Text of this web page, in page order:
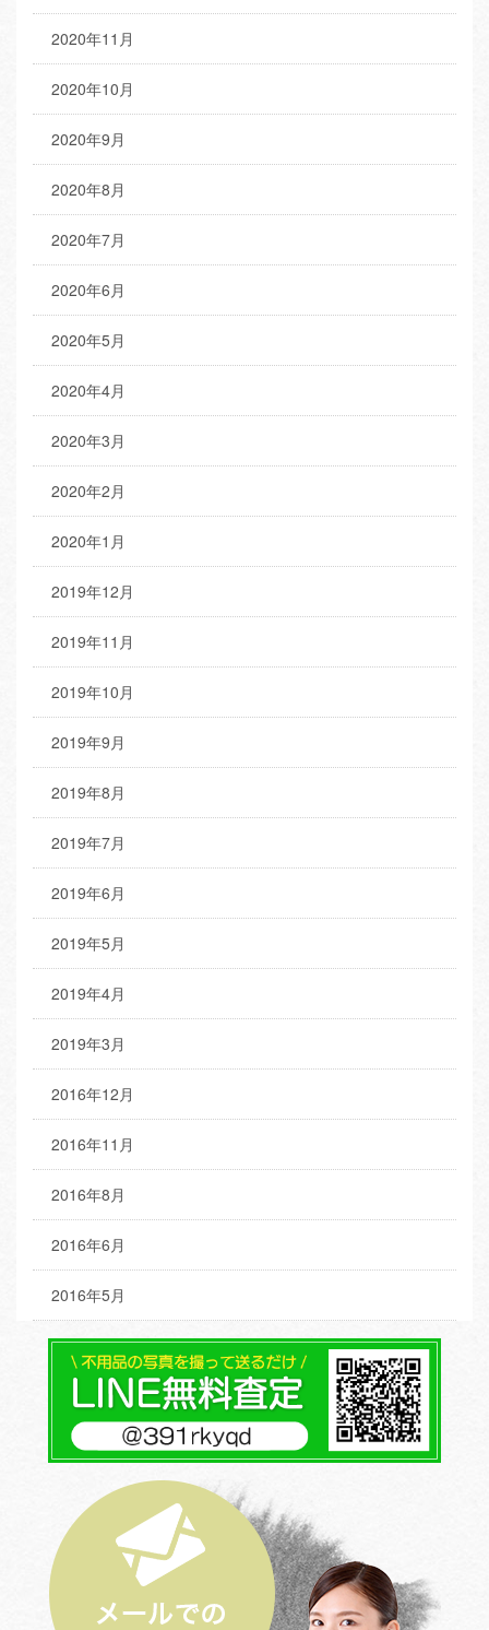
2020年11月
2020年10月
2020年9月
2020年8月
2020年7月
2020年6月
2020年5月
2020年4月
2020年3月
2020年2月
2020年1月
2019年12月
2019年11月
2019年10月
2019年9月
2019年8月
2019年7月
2019年6月
2019年5月
2019年4月
2019年3月
2016年12月
2016年11月
2016年8月
2016年6月
2016年5月